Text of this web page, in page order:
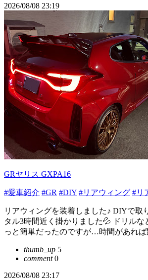
2026/08/08 23:19
GRヤリス GXPA16
#愛車紹介 #GR #DIY #リアウィング #リ
リアウィングを装着しました♪ DIYで取
タル3時間近く掛かりました💦 ドリルな
っと簡単だったのですが…時間があれば
thumb_up 5
comment0
2026/08/08 23:17